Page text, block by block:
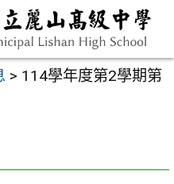
> 114學年度第2學期第